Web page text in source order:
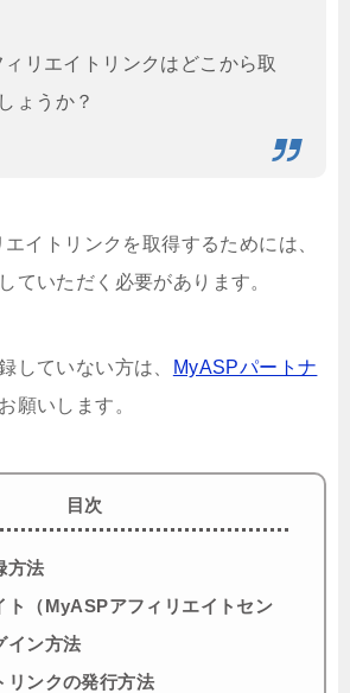
リエイトリンクはどこから取
ょうか？
イトリンクを取得するためには、
ていただく必要があります。
していない方は、
MyASPパートナ
願いします。
目次
方法
ト（MyASPアフィリエイトセン
イン方法
リンクの発行方法